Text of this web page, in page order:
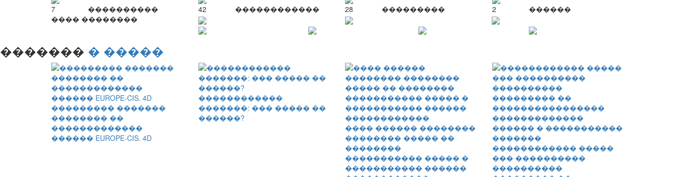
7 ���������� 42 ������������ 28 ��������� 2
������
���� ��������
������� � �����
��������� �������
�������� ��
�������������
������ EUROPE-CIS. 4D
������������
�������: ��� ����� ��
������?
���� ������ ��������
�������� ����� ��
��������
����������� ����� �
����������� ������
������������ �����
��� ����������
����������